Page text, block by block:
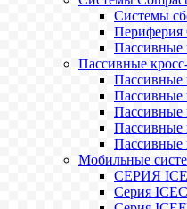
Системы
Периферия
Пассивные
Пассивные
Пассивные
Пассивные
Пассивные
Пассивные
Пассивные
Мобильные
СЕРИЯ
Серия